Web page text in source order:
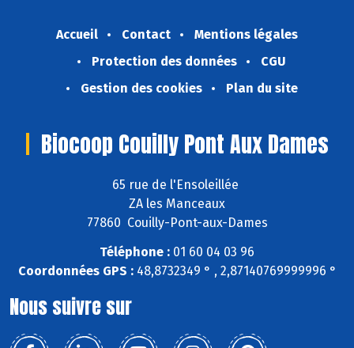
Accueil Contact
Mentions légales
Protection des données
CGU
Gestion des cookies
Plan du site
Biocoop Couilly Pont Aux Dames
65 rue de l'Ensoleillée
ZA les Manceaux
77860 Couilly-Pont-aux-Dames
Téléphone : 01 60 04 03 96
Coordonnées GPS :48,8732349 ° , 2,87140769999996 °
Nous suivre sur